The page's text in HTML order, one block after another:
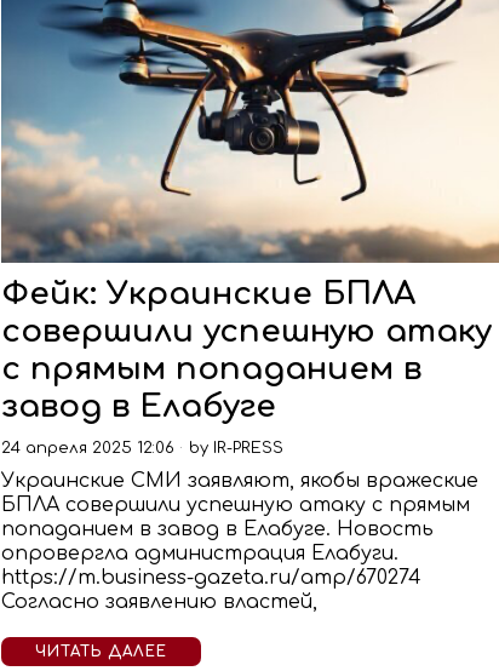
Фейк: Украинские БПЛА
совершили успешную атаку
с прямым попаданием в
завод в Елабуге
24 апреля 2025 12:06 by IR-PRESS
Украинские СМИ заявляют, якобы вражеские
БПЛА совершили успешную атаку с прямым
попаданием в завод в Елабуге. Новость
опровергла администрация Елабуги.
https://m.business-gazeta.ru/amp/670274
Согласно заявлению властей,
ЧИТАТЬ ДАЛЕЕ